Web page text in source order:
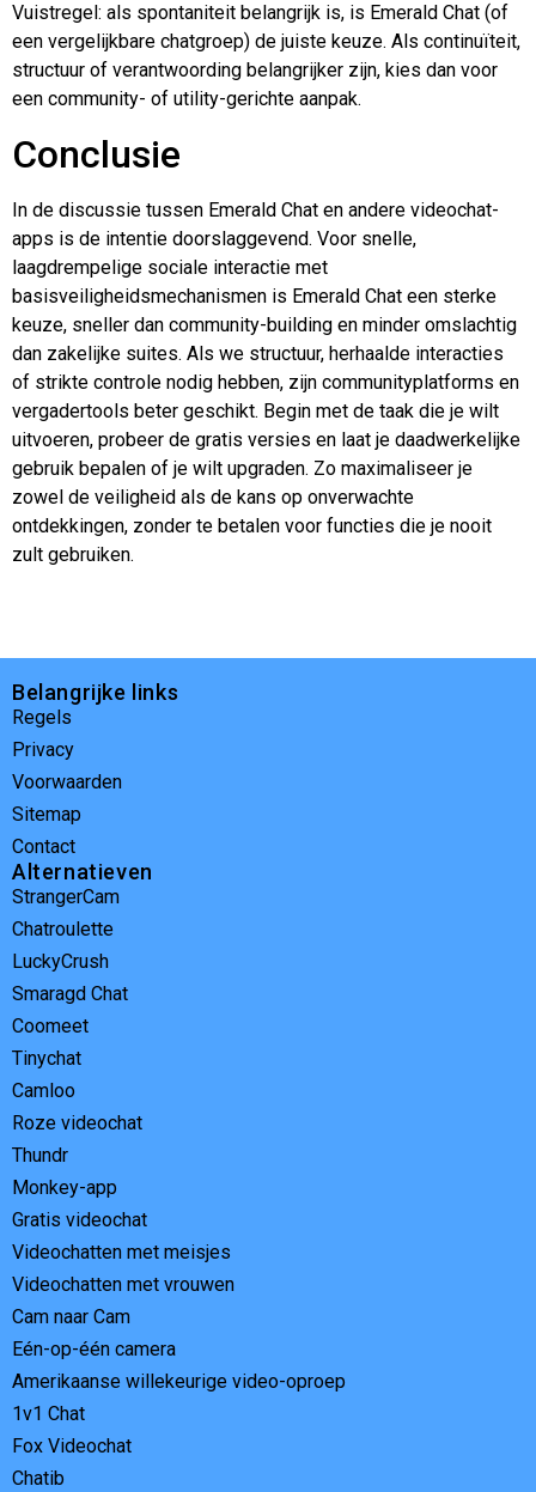
Vuistregel: als spontaniteit belangrijk is, is Emerald Chat (of
een vergelijkbare chatgroep) de juiste keuze. Als continuïteit,
structuur of verantwoording belangrijker zijn, kies dan voor
een community- of utility-gerichte aanpak.
Conclusie
In de discussie tussen Emerald Chat en andere videochat-
apps is de intentie doorslaggevend. Voor snelle,
laagdrempelige sociale interactie met
basisveiligheidsmechanismen is Emerald Chat een sterke
keuze, sneller dan community-building en minder omslachtig
dan zakelijke suites. Als we structuur, herhaalde interacties
of strikte controle nodig hebben, zijn communityplatforms en
vergadertools beter geschikt. Begin met de taak die je wilt
uitvoeren, probeer de gratis versies en laat je daadwerkelijke
gebruik bepalen of je wilt upgraden. Zo maximaliseer je
zowel de veiligheid als de kans op onverwachte
ontdekkingen, zonder te betalen voor functies die je nooit
zult gebruiken.
Belangrijke links
Regels
Privacy
Voorwaarden
Sitemap
Contact
Alternatieven
StrangerCam
Chatroulette
LuckyCrush
Smaragd Chat
Coomeet
Tinychat
Camloo
Roze videochat
Thundr
Monkey-app
Gratis videochat
Videochatten met meisjes
Videochatten met vrouwen
Cam naar Cam
Eén-op-één camera
Amerikaanse willekeurige video-oproep
1v1 Chat
Fox Videochat
Chatib